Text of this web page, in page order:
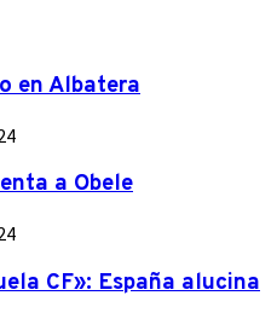
en Albatera
a Obele
CF»: España alucina